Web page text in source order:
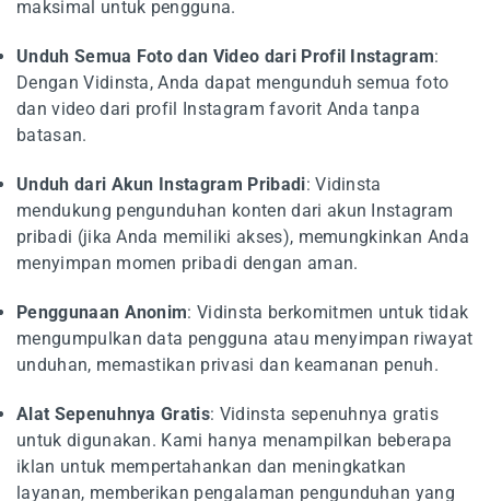
maksimal untuk pengguna.
Unduh Semua Foto dan Video dari Profil Instagram:
Dengan Vidinsta, Anda dapat mengunduh semua foto
dan video dari profil Instagram favorit Anda tanpa
batasan.
Unduh dari Akun Instagram Pribadi: Vidinsta
mendukung pengunduhan konten dari akun Instagram
pribadi (jika Anda memiliki akses), memungkinkan Anda
menyimpan momen pribadi dengan aman.
Penggunaan Anonim: Vidinsta berkomitmen untuk tidak
mengumpulkan data pengguna atau menyimpan riwayat
unduhan, memastikan privasi dan keamanan penuh.
Alat Sepenuhnya Gratis: Vidinsta sepenuhnya gratis
untuk digunakan. Kami hanya menampilkan beberapa
iklan untuk mempertahankan dan meningkatkan
layanan, memberikan pengalaman pengunduhan yang